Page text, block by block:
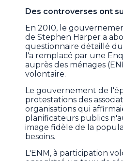
Des controverses ont
En 2010, le
de Stephen Harper a
questionnaire détaillé
l'a remplacé par une
auprès des ménages
volontaire.
Le gouvernement de
protestations des
organisations qui
planificateurs publics
image fidèle de la
besoins.
L'ENM, à participation